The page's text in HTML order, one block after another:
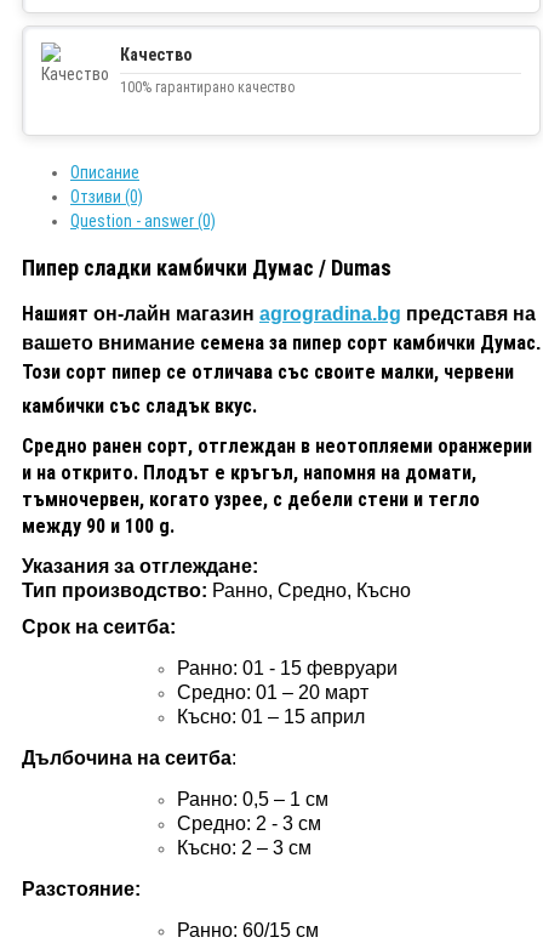
Качество
100% гарантирано качество
Описание
Отзиви (0)
Question - answer (0)
Пипер сладки камбички Думас / Dumas
Нашият он-лайн магазин agrogradina.bg представя на
вашето внимание семена за пипер сорт камбички Думас.
Този сорт пипер се отличава със своите малки, червени
камбички със сладък вкус.
Средно ранен сорт, отглеждан в неотопляеми оранжерии
и на открито. Плодът е кръгъл, напомня на домати,
тъмночервен, когато узрее, с дебели стени и тегло
между 90 и 100 g.
Указания за отглеждане:
Тип производство: Ранно, Средно, Късно
Срок на сеитба:
Ранно: 01 - 15 февруари
Средно: 01 – 20 март
Късно: 01 – 15 април
Дълбочина на сеитба:
Ранно: 0,5 – 1 см
Средно: 2 - 3 см
Късно: 2 – 3 см
Разстояние:
Ранно: 60/15 см